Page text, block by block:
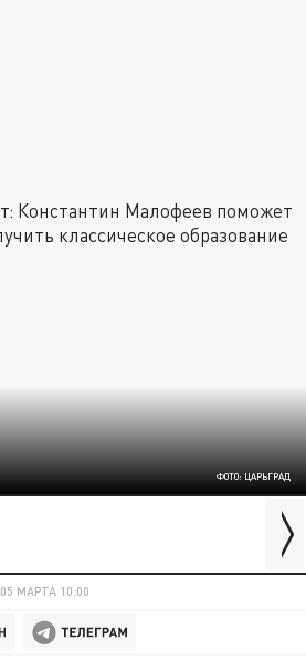
ФОТО: ЦАРЬГРАД
05 МАРТА 10:00